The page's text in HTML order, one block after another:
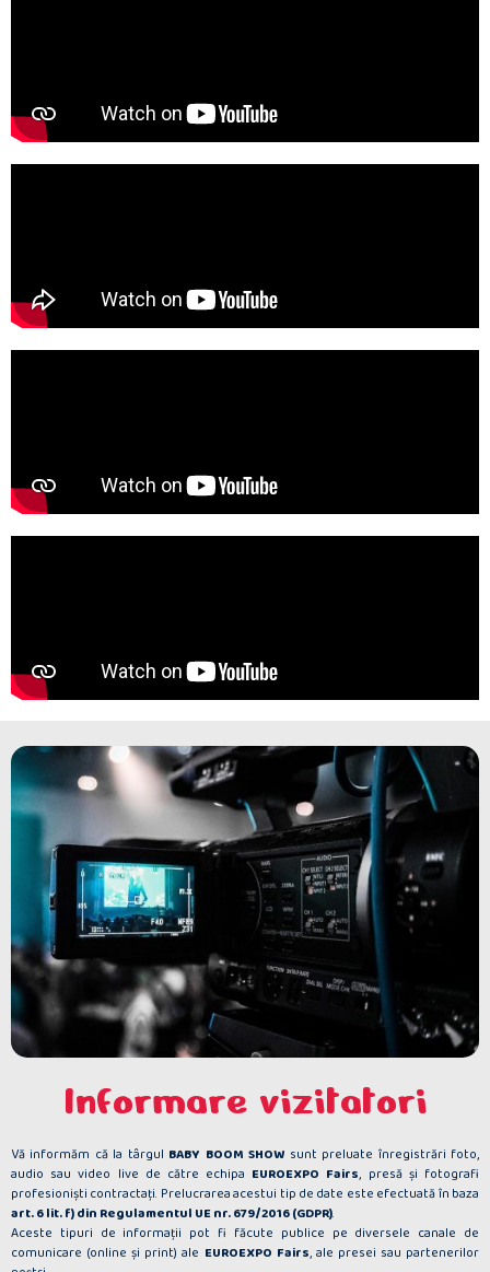
Informare vizitatori
Vă informăm că la târgul BABY BOOM SHOW sunt preluate înregistrări foto,
audio sau video live de către echipa EUROEXPO Fairs, presă şi fotografi
profesionişti contractaţi. Prelucrarea acestui tip de date este efectuată în baza
art. 6 lit. f) din Regulamentul UE nr. 679/2016 (GDPR).
Aceste tipuri de informaţii pot fi făcute publice pe diversele canale de
comunicare (online şi print) ale EUROEXPO Fairs, ale presei sau partenerilor